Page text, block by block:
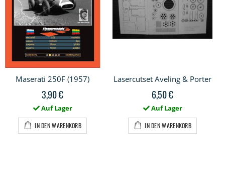
Maserati 250F (1957)
3,90 €
Auf Lager
IN DEN WARENKORB
Lasercutset Aveling & Porter
6,50 €
Auf Lager
IN DEN WARENKORB